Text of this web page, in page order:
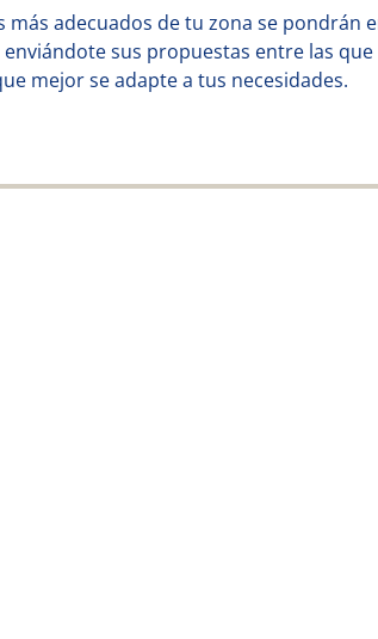
más adecuados de tu zona se pondrán
sus propuestas entre las
mejor se adapte a tus necesidades.